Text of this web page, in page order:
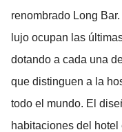
renombrado Long
lujo ocupan las
dotando a cada una
que distinguen a la
todo el mundo. El
habitaciones del